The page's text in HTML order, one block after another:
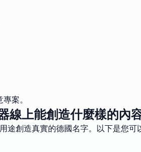
案。
線上能創造什麼樣的內
途創造真實的德國名字。以下是您可